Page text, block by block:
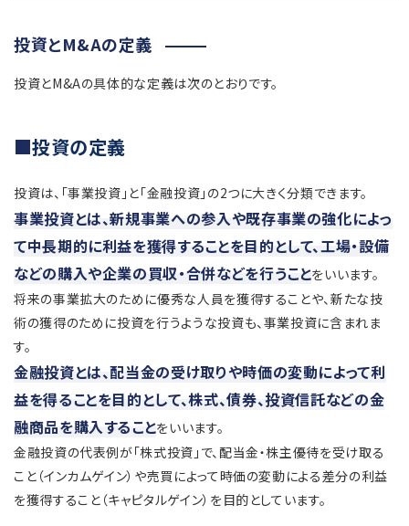
投資とM&Aの定義
投資とM&Aの具体的な定義は次のとおりです。
投資の定義
投資は、「事業投資」と「金融投資」の2つに大きく分類できます。
事業投資とは、新規事業への参入や既存事業の強化によっ
て中長期的に利益を獲得することを目的として、工場・設備
などの購入や企業の買収・合併などを行うことをいいます。
将来の事業拡大のために優秀な人員を獲得することや、新たな技
術の獲得のために投資を行うような投資も、事業投資に含まれま
す。
金融投資とは、配当金の受け取りや時価の変動によって利
益を得ることを目的として、株式、債券、投資信託などの金
融商品を購入することをいいます。
金融投資の代表例が「株式投資」で、配当金・株主優待を受け取る
こと（インカムゲイン）や売買によって時価の変動による差分の利益
を獲得すること（キャピタルゲイン）を目的としています。